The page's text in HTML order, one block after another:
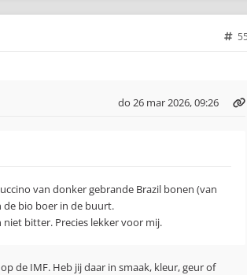
do 26 mar 2026, 09:26
van donker gebrande Brazil bonen (van
de bio boer in de buurt.
bitter. Precies lekker voor mij.
de IMF. Heb jij daar in smaak, kleur, geur of